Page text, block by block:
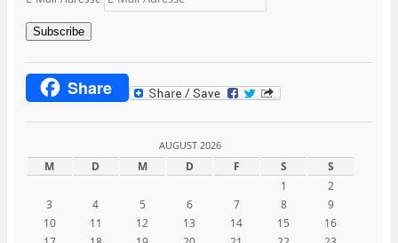
Subscribe
Share
AUGUST 2026
M D M D F S
S
1
2
3
4 5 6 7 8
9
10
11 12 13 14 15
16